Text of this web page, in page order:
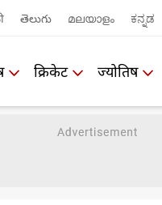
తెలుగు മലയാളം ಕನ್ನಡ
क्रिकेट ज्योतिष